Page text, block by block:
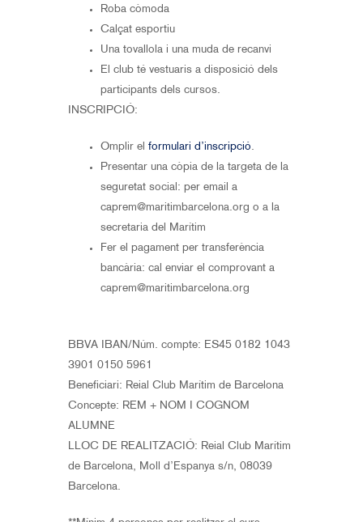
Roba còmoda
Calçat esportiu
Una tovallola i una muda de recanvi
El club té vestuaris a disposició dels
participants dels cursos.
INSCRIPCIÓ:
Omplir el formulari d’inscripció.
Presentar una còpia de la targeta de la
seguretat social: per email a
caprem@maritimbarcelona.org o a la
secretaria del Marítim
Fer el pagament per transferència
bancària: cal enviar el comprovant a
caprem@maritimbarcelona.org
BBVA IBAN/Núm. compte: ES45 0182 1043
3901 0150 5961
Beneficiari: Reial Club Marítim de Barcelona
Concepte: REM + NOM I COGNOM
ALUMNE
LLOC DE REALITZACIÓ: Reial Club Marítim
de Barcelona, Moll d’Espanya s/n, 08039
Barcelona.